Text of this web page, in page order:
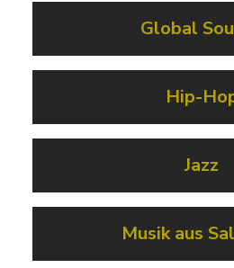
Global
Hip-
Jazz
Musik aus